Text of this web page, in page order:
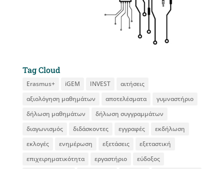
Tag Cloud
Erasmus+ iGEM INVEST
αιτήσεις
αξιολόγηση μαθημάτων
αποτελέσματα
γυμναστήριο
δήλωση μαθημάτων
δήλωση συγγραμμάτων
διαγωνισμός
διδάσκοντες εγγραφές
εκδήλωση
εκλογές
ενημέρωση εξετάσεις
εξεταστική
επιχειρηματικότητα
εργαστήριο
εύδοξος